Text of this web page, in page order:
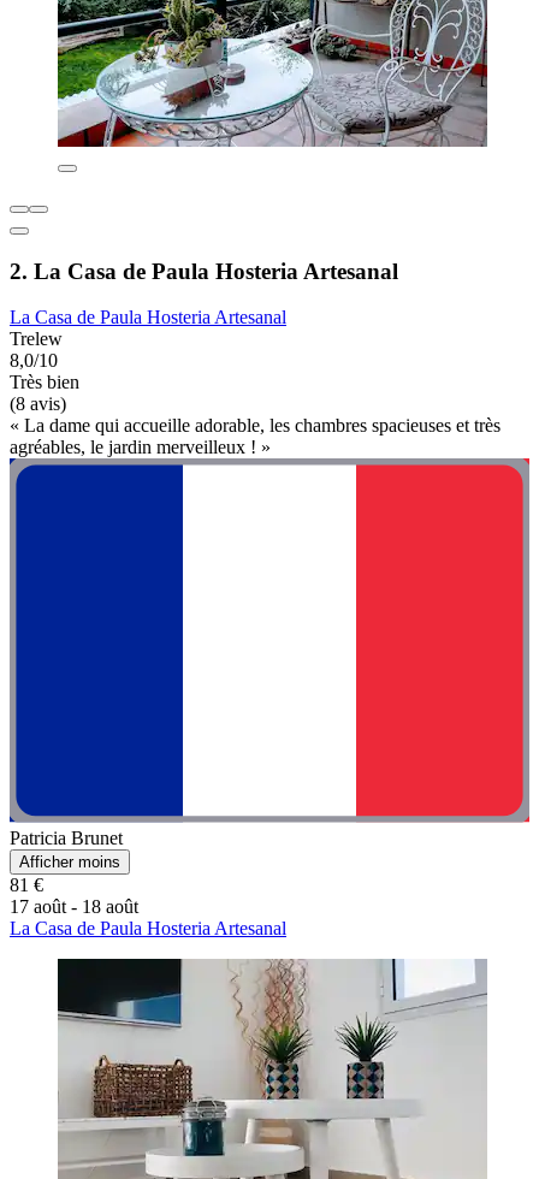
2. La Casa de Paula Hosteria Artesanal
La Casa de Paula Hosteria Artesanal
Trelew
8,0/10
Très bien
(8 avis)
« La dame qui accueille adorable, les chambres spacieuses et très
agréables, le jardin merveilleux ! »
Patricia Brunet
Afficher moins
81 €
17 août - 18 août
La Casa de Paula Hosteria Artesanal